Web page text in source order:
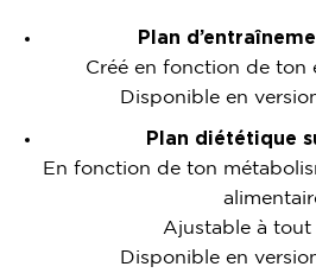
Plan
Créé en fonction de ton
Disponible en
Plan diététique
En fonction de ton
Ajustable à tout
Disponible en